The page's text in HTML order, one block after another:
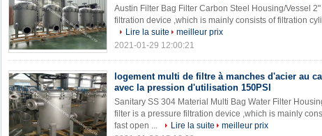
Austin Filter Bag Filter Carbon Steel Housing/Vessel
filtration device ,which is mainly consists of filtration
Lire la suite
meilleur prix
2021-01-29 12:00:21
logement multi de filtre à manches d'acier au
avec la pression d'utilisation 150PSI
Sanitary SS 304 Material Multi Bag Water Filter
filter is a pressure filtration device ,which is mainly
fast open ...
Lire la suite
meilleur prix